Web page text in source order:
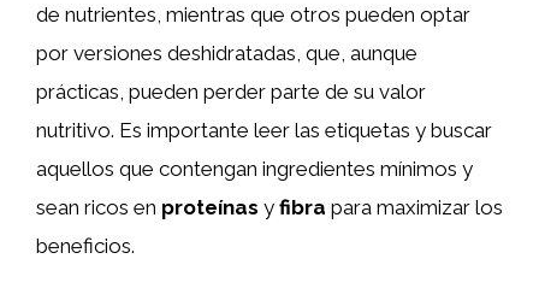
de nutrientes, mientras que otros pueden optar
por versiones deshidratadas, que, aunque
prácticas, pueden perder parte de su valor
nutritivo. Es importante leer las etiquetas y buscar
aquellos que contengan ingredientes mínimos y
sean ricos en proteínas y fibra para maximizar los
beneficios.